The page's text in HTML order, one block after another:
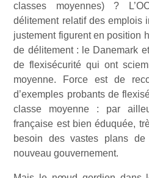
classes moyennes) ?
délitement relatif des emplois
justement figurent en position
de délitement : le Danemark
de flexisécurité qui ont
moyenne. Force est de
d’exemples probants de
classe moyenne : par
française est bien éduquée,
besoin des vastes plans
nouveau gouvernement.